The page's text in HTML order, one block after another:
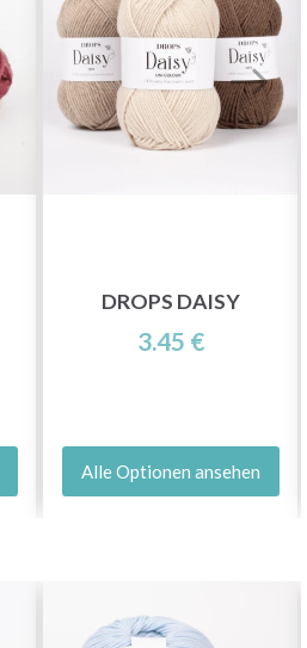
DROPS DAISY
3.45 €
Alle Optionen ansehen